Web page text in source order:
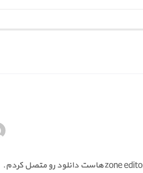
سلام وقت بخیر. متشکر بابت توضیحات شفافتون. من از طریق راه اول zone editor هاست دانلود رو متصل کردم.